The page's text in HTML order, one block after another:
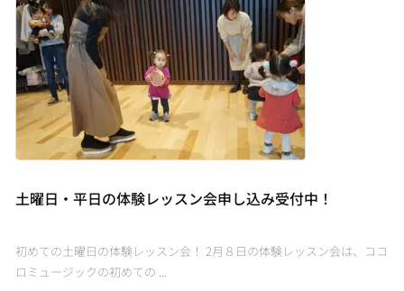
土曜日・平日の体験レッスン会申し込み受付中！
初めての土曜日の体験レッスン会！ 2月８日の体験レッスン会は、ココ
ロミュージックの初めての ...